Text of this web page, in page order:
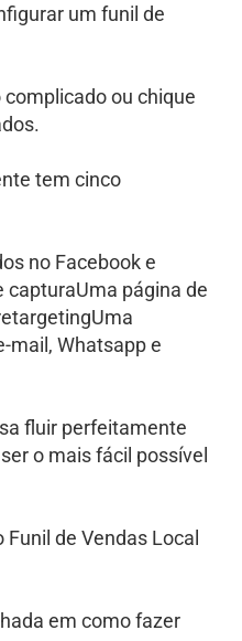
um funil de
ou chique
tem cinco
no Facebook e
capturaUma página de
mail, Whatsapp e
fluir perfeitamente
o mais fácil possível
de Vendas Local
em como fazer